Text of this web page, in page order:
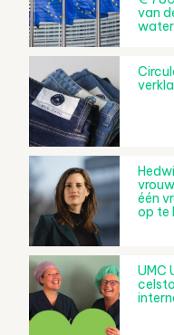
van
één
op te
UMC